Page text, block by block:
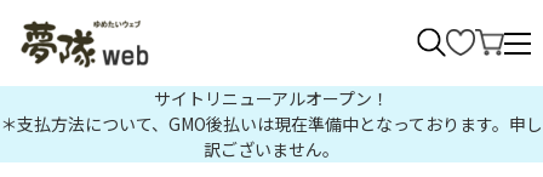
サイトリニューアルオープン！
＊支払方法について、GMO後払いは現在準備中となっております。申し
訳ございません。